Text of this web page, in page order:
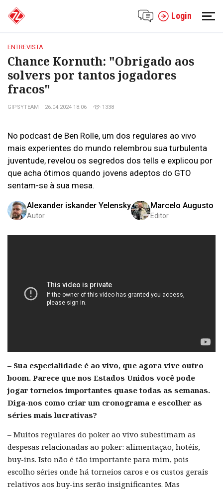
Login
ENTREVISTA
Chance Kornuth: "Obrigado aos
solvers por tantos jogadores
fracos"
GIPSYTEAM 26.04.2024 18:06 1338
No podcast de Ben Rolle, um dos regulares ao vivo
mais experientes do mundo relembrou sua turbulenta
juventude, revelou os segredos dos tells e explicou por
que acha ótimos quando jovens adeptos do GTO
sentam-se à sua mesa.
Alexander iskander Yelensky
Autor
Marcelo Augusto
Editor
– Sua especialidade é ao vivo, que agora vive outro
boom. Parece que nos Estados Unidos você pode
jogar torneios importantes quase todas as semanas.
Diga-nos como criar um cronograma e escolher as
séries mais lucrativas?
– Muitos regulares do poker ao vivo subestimam as
despesas relacionadas ao poker: alimentação, hotéis,
buy-ins. Isto não é tão importante para mim, pois
escolho séries onde há torneios caros e os custos gerais
relativos aos buy-ins serão insignificantes. Mas